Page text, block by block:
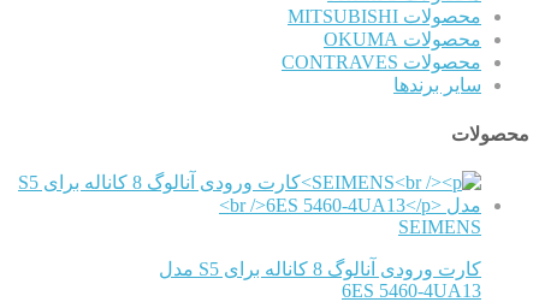
محصولات MITSUBISHI
محصولات OKUMA
محصولات CONTRAVES
سایر برندها
محصولات
SEIMENS
کارت ورودی آنالوگ 8 کاناله برای S5 مدل
6ES 5460-4UA13